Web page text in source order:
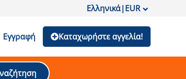
Ελληνικά|EUR
Εγγραφή Καταχωρήστε αγγελία!